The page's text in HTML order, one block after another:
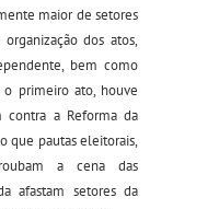
maior de setores
dos atos,
bem como
primeiro ato, houve
contra a Reforma da
que pautas eleitorais,
a cena das
afastam setores da